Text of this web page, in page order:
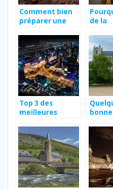
Comment bien
préparer une
de la
Top 3 des
meilleures
à Dubaï